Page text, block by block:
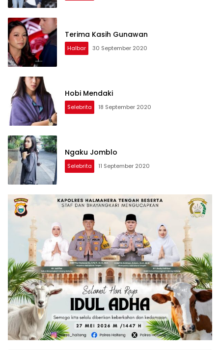
Terima Kasih Gunawan
Halbar 30 September 2020
Hobi Mendaki
Selebrita 18 September 2020
Ngaku Jomblo
Selebrita 11 September 2020